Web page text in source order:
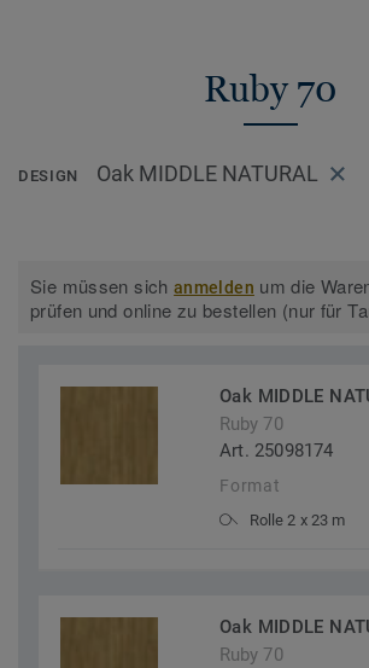
Ruby 70
DESIGN Oak MIDDLE NATURAL
Sie müssen sichanmelden um die
prüfen und online zu bestellen (nur für
Oak MIDDLE
Ruby 70
Art. 25098174
Format
Rolle 2 x 23 m
Oak MIDDLE
Ruby 70